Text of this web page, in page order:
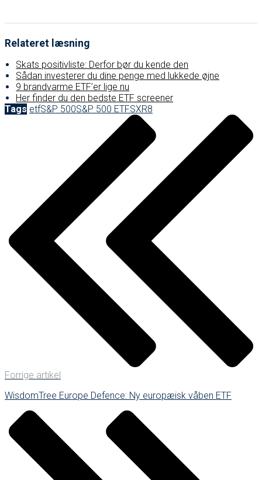
Relateret læsning
Skats positivliste: Derfor bør du kende den
Sådan investerer du dine penge med lukkede øjne
9 brandvarme ETF’er lige nu
Her finder du den bedste ETF screener
Tags etfS&P 500S&P 500 ETFSXR8
Forrige artikel
WisdomTree Europe Defence: Ny europæisk våben ETF